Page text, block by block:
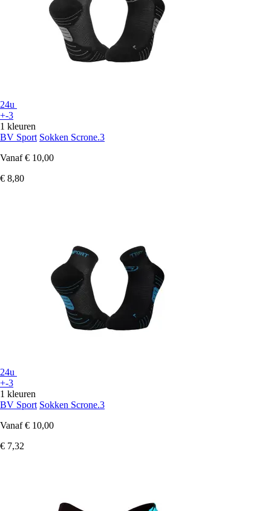
24u
+-3
1 kleuren
BV Sport Sokken Scrone.3
Vanaf € 10,00
€ 8,80
24u
+-3
1 kleuren
BV Sport Sokken Scrone.3
Vanaf € 10,00
€ 7,32